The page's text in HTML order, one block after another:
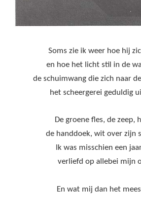
Soms zie ik weer hoe hij
en hoe het licht stil in de
de schuimwang die zich naar
het scheergerei geduldig
De groene fles, de zeep,
de handdoek, wit over zijn
Ik was misschien een
verliefd op allebei mijn
En wat mij dan het